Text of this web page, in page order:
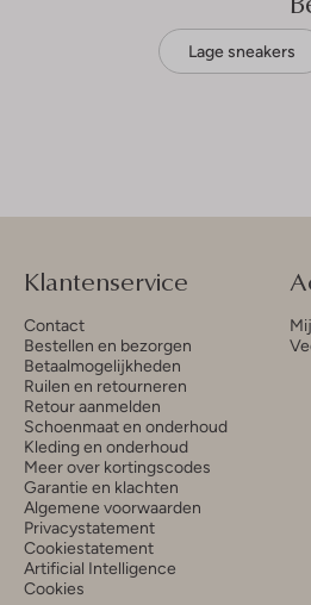
Lage sneakers
Klantenservice
Contact
Bestellen en bezorgen
Betaalmogelijkheden
Ruilen en retourneren
Retour aanmelden
Schoenmaat en onderhoud
Kleding en onderhoud
Meer over kortingscodes
Garantie en klachten
Algemene voorwaarden
Privacystatement
Cookiestatement
Artificial Intelligence
Cookies